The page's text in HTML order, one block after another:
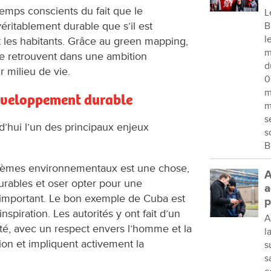
conscients du fait que le
durable que s’il est
habitants. Grâce au green mapping,
retrouvent dans une ambition
milieu de vie.
durable
l’un des principaux enjeux
environnementaux est une chose,
et oser opter pour une
Le bon exemple de Cuba est
Les autorités y ont fait d’un
avec un respect envers l’homme et la
et impliquent activement la